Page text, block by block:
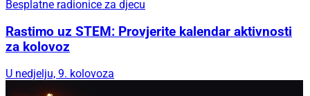
Besplatne radionice za djecu
Rastimo uz STEM: Provjerite kalendar aktivnosti
za kolovoz
U nedjelju, 9. kolovoza